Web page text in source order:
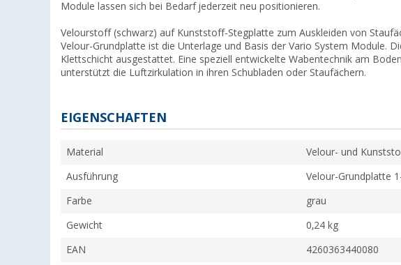
Module lassen sich bei Bedarf jederzeit neu positionieren.
Velourstoff (schwarz) auf Kunststoff-Stegplatte zum Auskleiden von
Velour-Grundplatte ist die Unterlage und Basis der Vario System Module.
Klettschicht ausgestattet. Eine speziell entwickelte Wabentechnik am
unterstützt die Luftzirkulation in ihren Schubladen oder Staufächern.
EIGENSCHAFTEN
Material Velour- und
Ausführung Velour-Grundplatte
Farbe grau
Gewicht 0,24 kg
EAN 4260363440080